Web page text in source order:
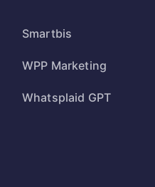
Smartbis
WPP Marketing
Whatsplaid GPT